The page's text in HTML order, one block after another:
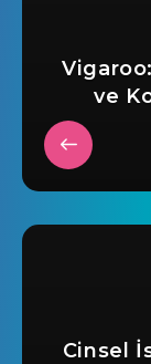
ve
Cinsel